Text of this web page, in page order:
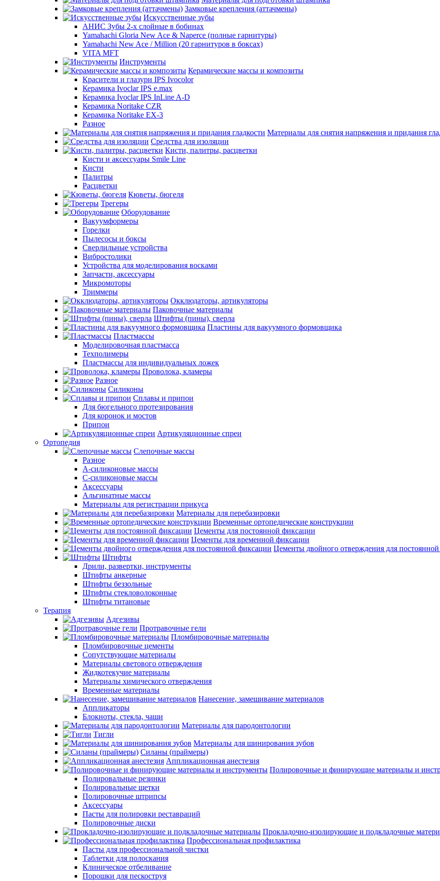
Замковые крепления (аттачмены)
Искусственные зубы
АНИС Зубы 2-х слойные в бобинах
Yamahachi Gloria New Ace & Naperce (полные гарнитуры)
Yamahachi New Ace / Million (20 гарнитуров в боксах)
VITA MFT
Инструменты
Керамические массы и композиты
Красители и глазури IPS Ivocolor
Керамика Ivoclar IPS e.max
Керамика Ivoclar IPS InLine A-D
Керамика Noritake CZR
Керамика Noritake EX-3
Разное
Материалы для снятия напряжения и придания
Средства для изоляции
Кисти, палитры, расцветки
Кисти и аксессуары Smile Line
Кисти
Палитры
Расцветки
Кюветы, бюгеля
Трегеры
Оборудование
Вакуумформеры
Горелки
Пылесосы и боксы
Сверлильные устройства
Вибростолики
Устройства для моделирования восками
Запчасти, аксессуары
Микромоторы
Триммеры
Окклюдаторы, артикуляторы
Паковочные материалы
Штифты (пины), сверла
Пластины для вакуумного формовщика
Пластмассы
Моделировочная пластмасса
Техполимеры
Пластмассы для индивидуальных ложек
Проволока, кламеры
Разное
Силиконы
Сплавы и припои
Для бюгельного протезирования
Для коронок и мостов
Припои
Артикуляционные спреи
Ортопедия
Слепочные массы
Разное
А-силиконовые массы
С-силиконовые массы
Аксессуары
Альгинатные массы
Материалы для регистрации прикуса
Материалы для перебазировки
Временные ортопедические конструкции
Цементы для постоянной фиксации
Цементы для временной фиксации
Цементы двойного отверждения для
Штифты
Дрили, развертки, инструменты
Штифты анкерные
Штифты беззольные
Штифты стекловолоконные
Штифты титановые
Терапия
Адгезивы
Протравочные гели
Пломбировочные материалы
Пломбировочные цементы
Сопутствующие материалы
Материалы светового отверждения
Жидкотекучие материалы
Материалы химического отверждения
Временные материалы
Нанесение, замешивание материалов
Аппликаторы
Блокноты, стекла, чаши
Материалы для пародонтологии
Тигли
Материалы для шинирования зубов
Силаны (праймеры)
Аппликационная анестезия
Полировочные и финирующие материалы и
Полировальные резинки
Полировальные щетки
Полировочные штрипсы
Аксессуары
Пасты для полировки реставраций
Полировочные диски
Прокладочно-изолирующие и подкладочные
Профессиональная профилактика
Пасты для профессиональной чистки
Таблетки для полоскания
Клиническое отбеливание
Порошки для пескоструя